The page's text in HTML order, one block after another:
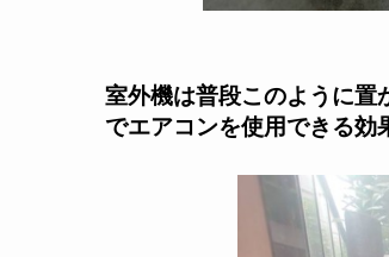
室外機は普段このように
でエアコンを使用できる効